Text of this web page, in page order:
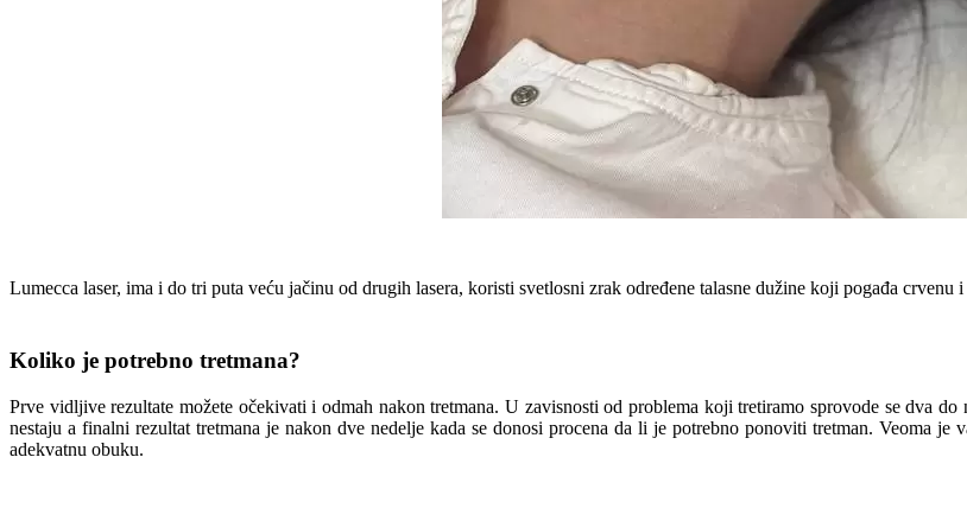
Lumecca laser, ima i do tri puta veću jačinu od drugih lasera, koristi svetlosni zrak određene talasne dužine koji pogađa
Koliko je potrebno tretmana?
Prve vidljive rezultate možete očekivati i odmah nakon tretmana. U zavisnosti od problema koji tretiramo sprovode se dva
nestaju a finalni rezultat tretmana je nakon dve nedelje kada se donosi procena da li je potrebno ponoviti tretman. Veoma
adekvatnu obuku.